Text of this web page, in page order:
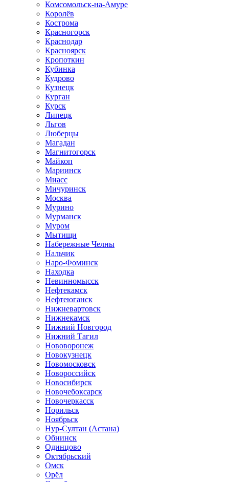
Комсомольск-на-Амуре
Королёв
Кострома
Красногорск
Краснодар
Красноярск
Кропоткин
Кубинка
Кудрово
Кузнецк
Курган
Курск
Липецк
Льгов
Люберцы
Магадан
Магнитогорск
Майкоп
Мариинск
Миасс
Мичуринск
Москва
Мурино
Мурманск
Муром
Мытищи
Набережные Челны
Нальчик
Наро-Фоминск
Находка
Невинномысск
Нефтекамск
Нефтеюганск
Нижневартовск
Нижнекамск
Нижний Новгород
Нижний Тагил
Нововоронеж
Новокузнецк
Новомосковск
Новороссийск
Новосибирск
Новочебоксарск
Новочеркасск
Норильск
Ноябрьск
Нур-Султан (Астана)
Обнинск
Одинцово
Октябрьский
Омск
Орёл